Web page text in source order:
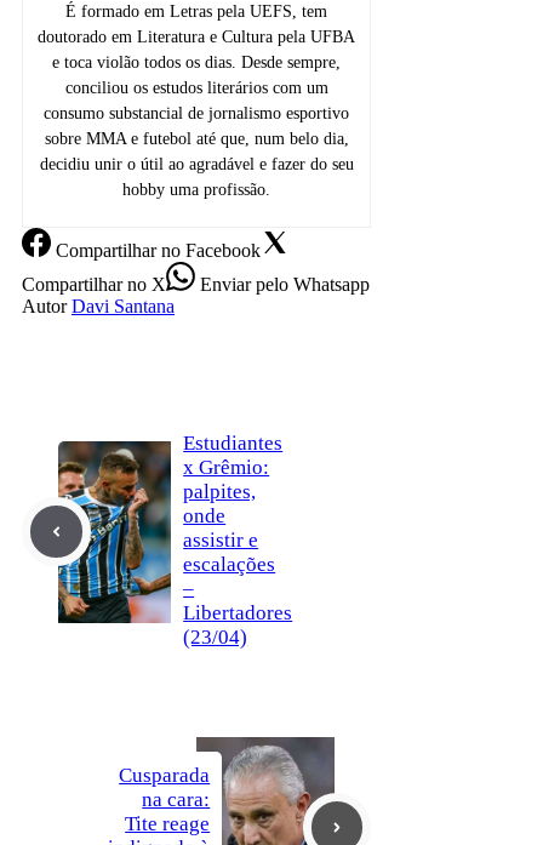
É formado em Letras pela UEFS, tem
doutorado em Literatura e Cultura pela UFBA
e toca violão todos os dias. Desde sempre,
conciliou os estudos literários com um
consumo substancial de jornalismo esportivo
sobre MMA e futebol até que, num belo dia,
decidiu unir o útil ao agradável e fazer do seu
hobby uma profissão.
Compartilharno Facebook
Compartilharno X Enviarpelo Whatsapp
Autor Davi Santana
Estudiantes
x Grêmio:
palpites,
onde
assistir e
escalações
–
Libertadores
(23/04)
Cusparada
na cara:
Tite reage